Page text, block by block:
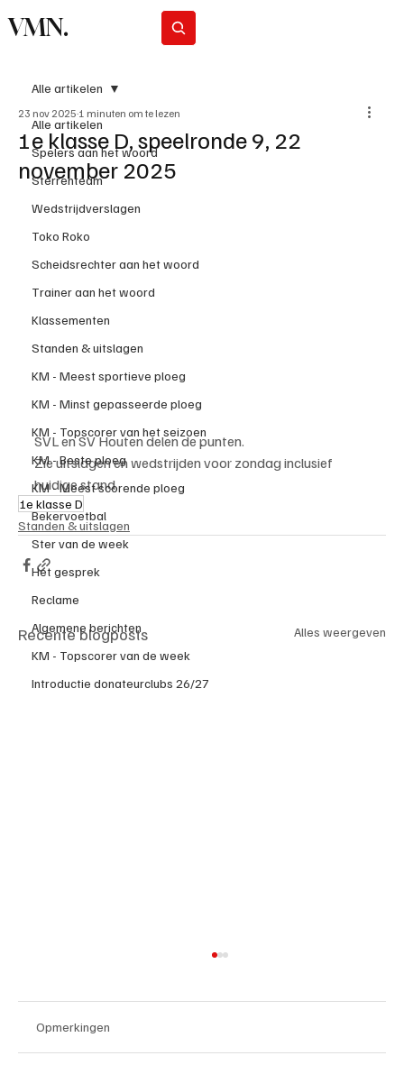
VMN.
Alle artikelen
Spelers aan het woord
Sterrenteam
Wedstrijdverslagen
Toko Roko
Scheidsrechter aan het woord
Trainer aan het woord
Klassementen
Standen & uitslagen
KM - Meest sportieve ploeg
KM - Minst gepasseerde ploeg
KM - Topscorer van het seizoen
KM - Beste ploeg
KM - Meest scorende ploeg
Bekervoetbal
Ster van de week
Het gesprek
Reclame
Algemene berichten
KM - Topscorer van de week
Introductie donateurclubs 26/27
Alle artikelen
1e klasse D, speelronde 9, 22
november 2025
23 nov 2025 1 minuten om te lezen
SVL en SV Houten delen de punten.
Zie uitslagen en wedstrijden voor zondag inclusief
huidige stand.
1e klasse D
Standen & uitslagen
Recente blogposts Alles weergeven
Opmerkingen